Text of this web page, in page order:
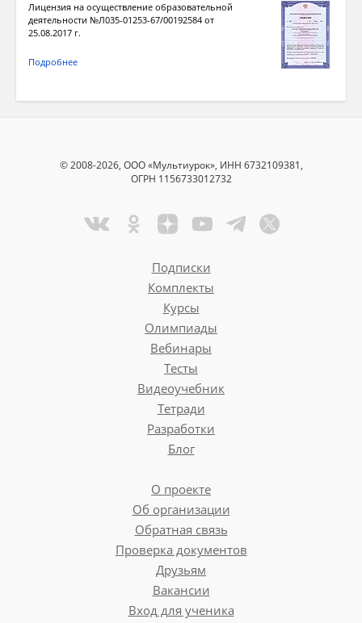
Лицензия на осуществление образовательной
деятельности №Л035-01253-67/00192584 от
25.08.2017 г.
Подробнее
© 2008-2026, ООО «Мультиурок», ИНН 6732109381,
ОГРН 1156733012732
Подписки
Комплекты
Курсы
Олимпиады
Вебинары
Тесты
Видеоучебник
Тетради
Разработки
Блог
О проекте
Об организации
Обратная связь
Проверка документов
Друзьям
Вакансии
Вход для ученика